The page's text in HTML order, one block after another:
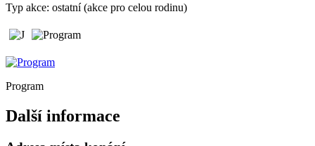
Typ akce: ostatní (akce pro celou rodinu)
Program
Další informace